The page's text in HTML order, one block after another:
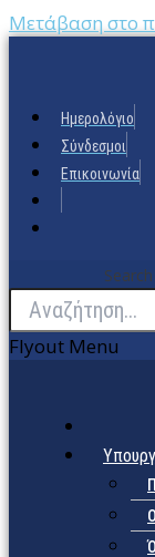
Μετάβαση στο
Ημερολόγιο
Σύνδεσμοι
Επικοινωνία
Search
Flyout Menu